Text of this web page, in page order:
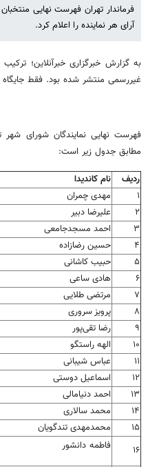
فرماندار تهران فهرست نهایی
آرای هر نماینده را اعلام کرد.
به گزارش خبرگزاری خبرآنلاین؛
غیررسمی منتشر شده بود. فقط
فهرست نهایی نمایندگان شورای شهر
مطابق جدول زیر است:
ردیف
نام کاندیدا
۱
مهدی چمران
۲
علیرضا دبیر
۳
احمد مسجدجامعی
۴
حسین رضازاده
۵
حبیب کاشانی
۶
هادی ساعی
۷
مرتضی طلایی
۸
پرویز سروری
۹
رضا تقی‌پور
۱۰
الهه راستگو
۱۱
عباس شیبانی
۱۲
اسماعیل دوستی
۱۳
احمد دنیامالی
۱۴
محمد سالاری
۱۵
محمدمهدی تندگویان
۱۶
فاطمه دانشور